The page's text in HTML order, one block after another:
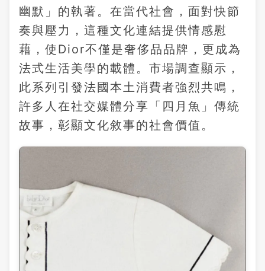
幽默」的執著。在當代社會，面對快節
奏與壓力，這種文化連結提供情感慰
藉，使Dior不僅是奢侈品品牌，更成為
法式生活美學的載體。市場調查顯示，
此系列引發法國本土消費者強烈共鳴，
許多人在社交媒體分享「四月魚」傳統
故事，彰顯文化敘事的社會價值。